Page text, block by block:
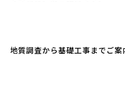
地質調査から基礎工事までご案